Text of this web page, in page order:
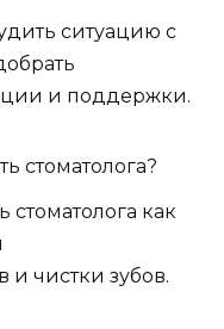
ситуацию с
и поддержки.
стоматолога?
стоматолога как
и чистки зубов.